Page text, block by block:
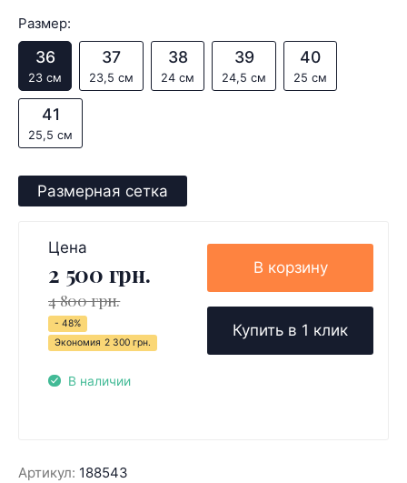
Размер:
36
23 см
37
23,5 см
38
24 см
39
24,5 см
40
25 см
41
25,5 см
Размерная сетка
Цена
2 500 грн.
4 800 грн.
- 48%
Экономия 2 300 грн.
В наличии
В корзину
Купить в 1 клик
Артикул: 188543